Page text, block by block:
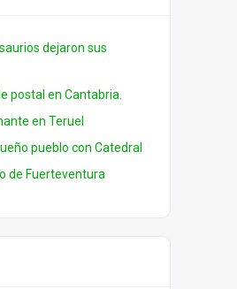
dejaron sus
postal en Cantabria.
en Teruel
pueblo con Catedral
de Fuerteventura